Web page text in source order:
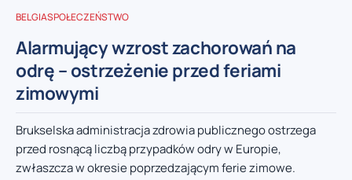
BELGIASPOŁECZEŃSTWO
Alarmujący wzrost zachorowań na
odrę – ostrzeżenie przed feriami
zimowymi
Brukselska administracja zdrowia publicznego ostrzega
przed rosnącą liczbą przypadków odry w Europie,
zwłaszcza w okresie poprzedzającym ferie zimowe.